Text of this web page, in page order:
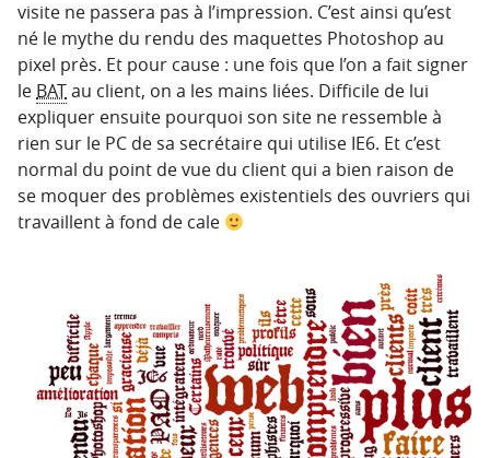
visite ne passera pas à l’impression. C’est ainsi qu’est
né le mythe du rendu des maquettes Photoshop au
pixel près. Et pour cause : une fois que l’on a fait signer
le BATau client, on a les mains liées. Difficile de lui
expliquer ensuite pourquoi son site ne ressemble à
rien sur le PC de sa secrétaire qui utilise IE6. Et c’est
normal du point de vue du client qui a bien raison de
se moquer des problèmes existentiels des ouvriers qui
travaillent à fond de cale